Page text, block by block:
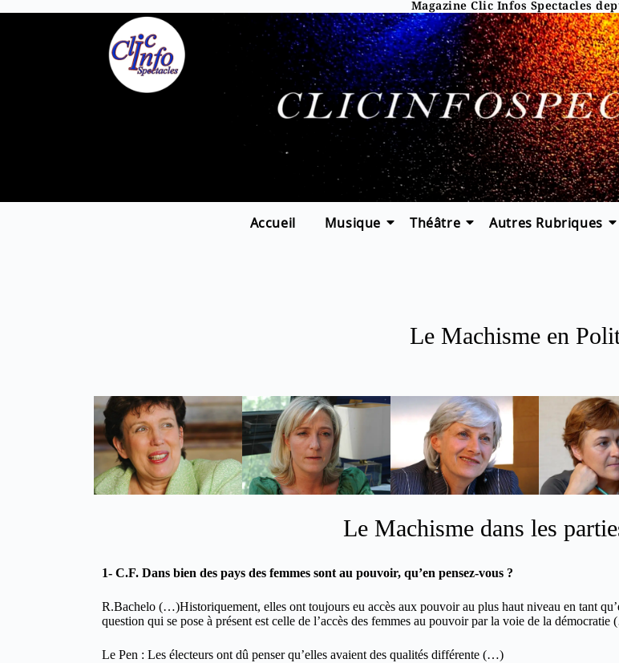
Magazine Clic Infos Spectacles
Accueil Musique Théâtre Autres Rubriques
Le Machisme en
Le Machisme dans les
1- C.F. Dans bien des pays des femmes sont au pouvoir, qu’en pensez-vous ?
R.Bachelo (…)Historiquement, elles ont toujours eu accès aux pouvoir au plus haut niveau en tant
question qui se pose à présent est celle de l’accès des femmes au pouvoir par la voie de la
Le Pen : Les électeurs ont dû penser qu’elles avaient des qualités différente (…)